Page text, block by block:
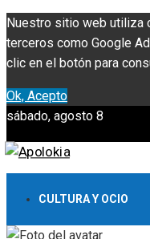
Nuestro sitio web utiliza
terceros como Google
clic en el botón para
Ok, Acepto
sábado, agosto 8
CULTURA Y OCIO